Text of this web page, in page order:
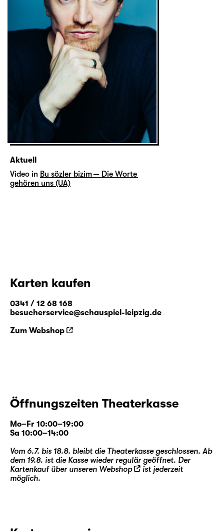
Aktuell
Video in Bu sözler bizim — Die Worte
gehören uns (UA)
Karten kaufen
0341 / 12 68 168
besucherservice@schauspiel-leipzig.de
Zum Webshop
Öffnungszeiten Theaterkasse
Mo–Fr 10:00–19:00
Sa 10:00–14:00
Vom 6.7. bis 18.8. bleibt die Theaterkasse geschlossen. Ab
dem 19.8. ist die Kasse wieder regulär geöffnet. Der
Kartenkauf über unseren Webshop
ist jederzeit
möglich.